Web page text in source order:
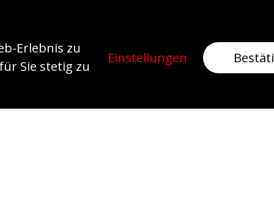
Abonnieren
Erlebnis zu
Sie stetig zu
Einstellungen